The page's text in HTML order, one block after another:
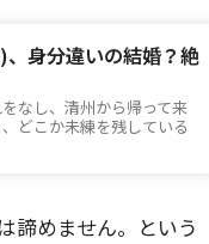
、身分違いの結婚？絶
なし、清州から帰って来
どこか未練を残している
諦めません。という